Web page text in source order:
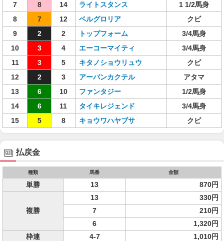
7
8 14 ライトスタンス
1 1/2馬身
8
7 12 ベルグロリア
クビ
9
2 2 トップフォーム
3/4馬身
10
3 4 エーコーマイティ
3/4馬身
11
3 5 キタノショウリュウ
クビ
12
2 3 アーバンカクテル
アタマ
13
6 10 ファンタジー
1/2馬身
14
6 11 タイキレジェンド
3/4馬身
15
5 8 キョウワハヤブサ クビ
払戻金
種類 馬番 金額
単勝 13 870円
複勝
13
330円
7
210円
6
1,320円
枠連
4-7
1,010円